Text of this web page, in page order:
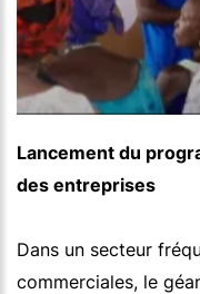
Lancement du
des entreprises
Dans un secteur
commerciales, le